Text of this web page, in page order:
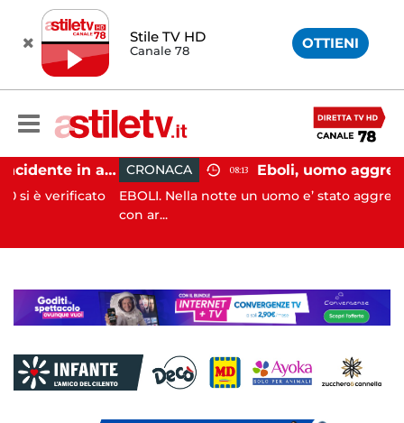
Stile TV HD
Canale 78 OTTIENI
Pontecagnano, incidente in autostrada: 5 giovani feriti CRONACA 08:13
EBOLI. Nella notte un uomo e’ stato aggredito e